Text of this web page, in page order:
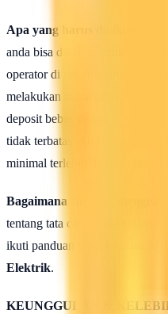
Apa yang harus dilakukan
anda bisa dipakai untuk
operator di seluruh wilayah
melakukan daftar anda harus
deposit bebas dengan
tidak terbatas. Anda bisa isi
minimal terlebih dahulu untuk
Bagaimana caranya mengisi
tentang tata cara isi saldo
ikuti panduan yang terdapat di
Elektrik.
KEUNGGULAN &